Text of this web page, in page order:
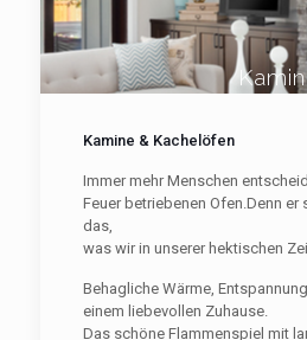
Kamin
Kamine & Kachelöfen
Immer mehr Menschen
Feuer betriebenen Ofen.Denn er
das,
was wir in unserer hektischen
Behagliche Wärme,
einem liebevollen Zuhause.
Das schöne Flammenspiel mit